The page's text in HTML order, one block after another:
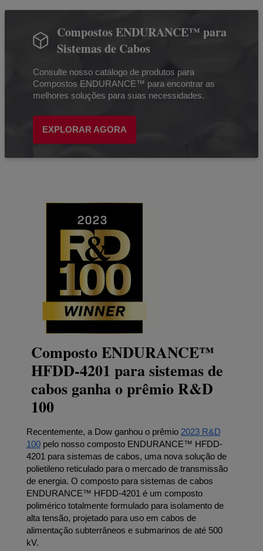
Compostos ENDURANCE™ para
Sistemas de Cabos
Consulte nosso catálogo de produtos para
Compostos ENDURANCE™ para encontrar as
melhores soluções para suas necessidades.
EXPLORAR AGORA
Composto ENDURANCE™
HFDD-4201 para sistemas de
cabos ganha o prêmio R&D
100
Recentemente, a Dow ganhou o prêmio 2023 R&D
100 pelo nosso composto ENDURANCE™ HFDD-
4201 para sistemas de cabos, uma nova solução de
polietileno reticulado para o mercado de transmissão
de energia. O composto para sistemas de cabos
ENDURANCE™ HFDD-4201 é um composto
polimérico totalmente formulado para isolamento de
alta tensão, projetado para uso em cabos de
alimentação subterrâneos e submarinos de até 500
kV.